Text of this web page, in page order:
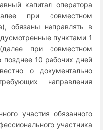
капитал оператора
при совместном
обязаны направлять в
пунктами 1
при совместном
10 рабочих дней
о документально
направления
участия обязанного
участника